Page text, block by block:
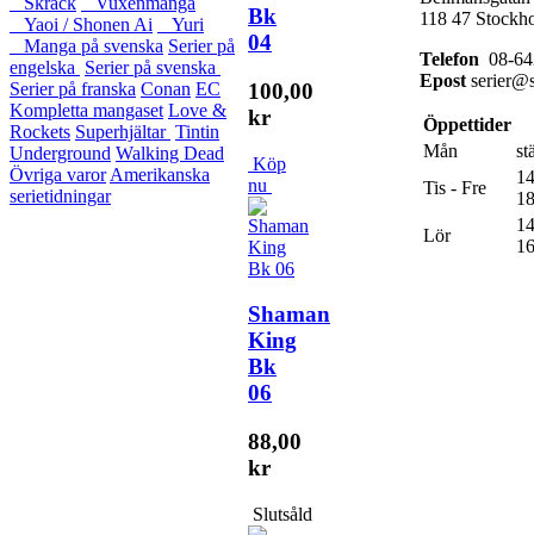
Yaoi / Shonen Ai
Yuri
Manga på svenska Serier på
engelska Serier på svenska
Serier på franska Conan EC
Kompletta mangaset Love &
Rockets Superhjältar Tintin
Underground Walking Dead
Övriga varorAmerikanska
serietidningar
Bk
04
100,00
kr
Köp
nu
Shaman
King
Bk
06
88,00
kr
Slutsåld
118 47
Telefon 08-
Epost
Öppettider
Mån
Tis - Fre
Lör